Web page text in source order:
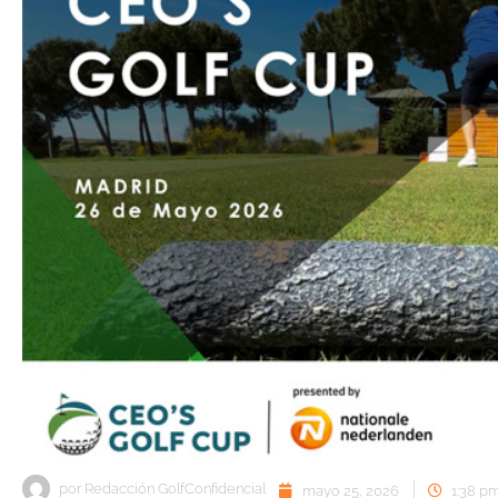
por Redacción GolfConfidencial mayo 25, 2026 1:38